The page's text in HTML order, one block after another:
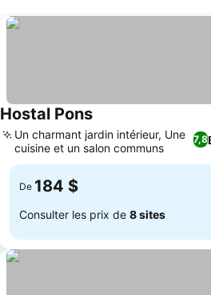
Hostal Pons
7,8
Un charmant jardin intérieur, Une
cuisine et un salon communs
De 184 $
Consulter les prix de 8 sites